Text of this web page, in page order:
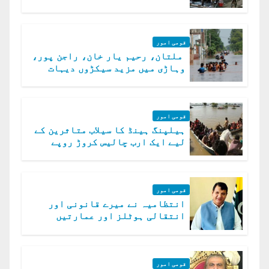
قومی امور
ملتان، رحیم یار خان، راجن پور،
وہاڑی میں مزید سیکڑوں دیہات
قومی امور
ہیلپنگ ہینڈ کا سیلاب متاثرین کے
لیے ایک ارب چالیس کروڑ روپے
قومی امور
انتظامیہ نے میرے قانونی اور
انتقالی ہوٹلز اور عمارتیں
قومی امور